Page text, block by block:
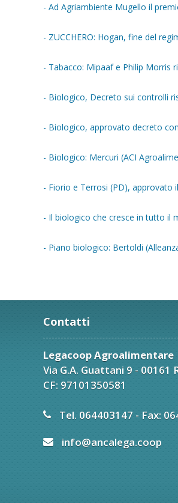
- Ad Agriambiente Mugello il
- ZUCCHERO: Hogan, fine del
- Tabacco: Mipaaf e Philip Morris
- Biologico, Decreto sui controlli
- Biologico, approvato decreto
- Biologico: Mercuri (ACI
- Fiorio e Terrosi (PD), approvato
- Il biologico che cresce in tutto il
- Piano biologico: Bertoldi
Contatti
Legacoop Agroalimentare
Via G.A. Guattani 9 - 00161
CF: 97101350581
Tel. 064403147 - Fax:
info@ancalega.coop